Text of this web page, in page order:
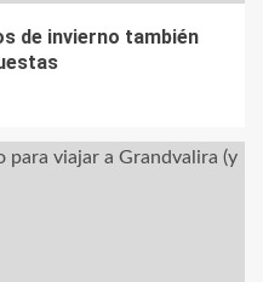
de invierno también